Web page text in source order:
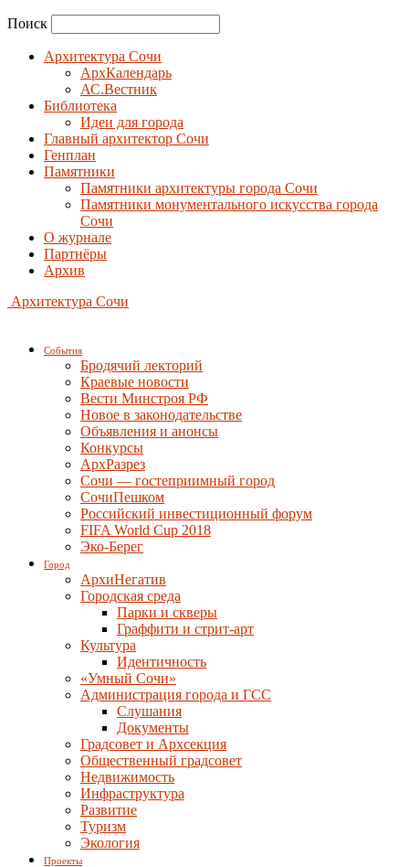
Поиск
Архитектура Сочи
АрхКалендарь
АС.Вестник
Библиотека
Идеи для города
Главный архитектор Сочи
Генплан
Памятники
Памятники архитектуры города Сочи
Памятники монументального искусства города
Сочи
О журнале
Партнёры
Архив
Архитектура Сочи
События
Бродячий лекторий
Краевые новости
Вести Минстроя РФ
Новое в законодательстве
Объявления и анонсы
Конкурсы
АрхРазрез
Сочи — гостеприимный город
СочиПешком
Российский инвестиционный форум
FIFA World Cup 2018
Эко-Берег
Город
АрхиНегатив
Городская среда
Парки и скверы
Граффити и стрит-арт
Культура
Идентичность
«Умный Сочи»
Администрация города и ГСС
Слушания
Документы
Градсовет и Архсекция
Общественный градсовет
Недвижимость
Инфраструктура
Развитие
Туризм
Экология
Проекты